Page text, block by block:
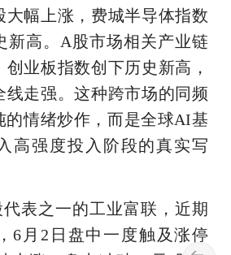
大幅上涨，费城半导体指数
新高。A股市场相关产业链
创业板指数创下历史新高，
线走强。这种跨市场的同频
的情绪炒作，而是全球AI基
高强度投入阶段的真实写
表之一的工业富联，近期
6月2日盘中一度触及涨停